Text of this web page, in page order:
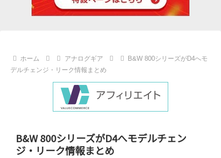
ホーム アナログギア
B&W 800シリーズがD4へモ
デルチェンジ・リーク情報まとめ
B&W 800シリーズがD4へモデルチェン
ジ・リーク情報まとめ